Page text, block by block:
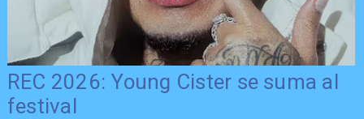
REC 2026: Young Cister se suma al
festival